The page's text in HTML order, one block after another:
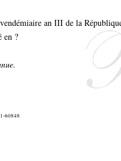
an III de la
en ?
60848